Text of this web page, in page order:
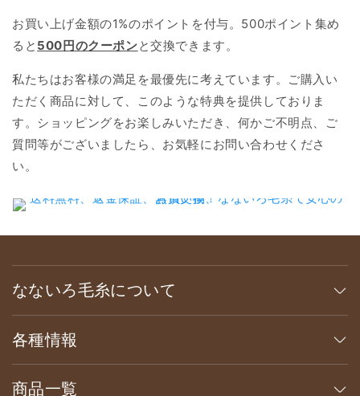
お買い上げ金額の1%のポイントを付与。500ポイント集め
ると 500円のクーポンと交換できます。
私たちはお客様の満足を最優先に考えています。ご購入い
ただく商品に対して、このような特典を提供しておりま
す。ショッピングをお楽しみいただき、何かご不明点、ご
質問等がございましたら、お気軽にお問い合わせくださ
い。
なないろ毛糸について
各種情報
商品一覧